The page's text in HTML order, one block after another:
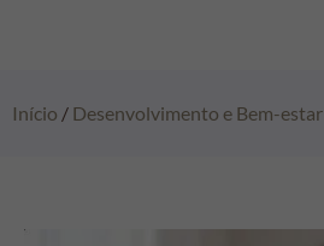
Início / Desenvolvimento e Bem-estar